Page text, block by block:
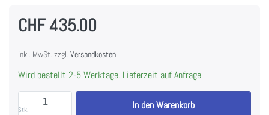
CHF 435.00
inkl. MwSt. zzgl. Versandkosten
Wird bestellt 2-5 Werktage, Lieferzeit auf Anfrage
Stk.
AEG ULSLLF Umluft-Set mit regenerierbarem
In den Warenkorb